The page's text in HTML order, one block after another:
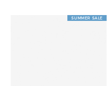
SUMMER SALE